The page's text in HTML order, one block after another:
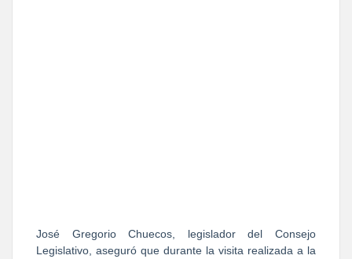
José Gregorio Chuecos, legislador del Consejo
Legislativo, aseguró que durante la visita realizada a la